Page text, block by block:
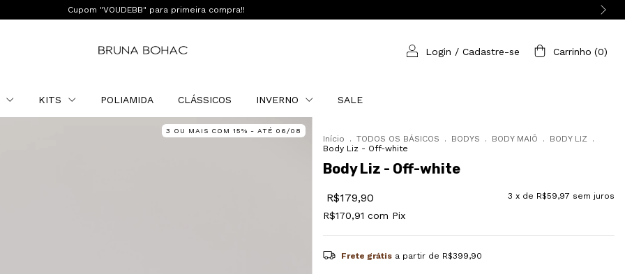
Cupom "VOUDEBB" para primeira compra!!
Login / Cadastre-se Carrinho (0)
KITS POLIAMIDA CLÁSSICOS INVERNO SALE
3 OU MAIS COM 15% - ATÉ 06/08
Início . TODOS OS BÁSICOS . BODYS . BODY MAIÔ . BODY LIZ
.
Body Liz - Off-white
Body Liz - Off-white
R$179,90 3 x de R$59,97 sem juros
R$170,91 com Pix
Frete grátis a partir de R$399,90